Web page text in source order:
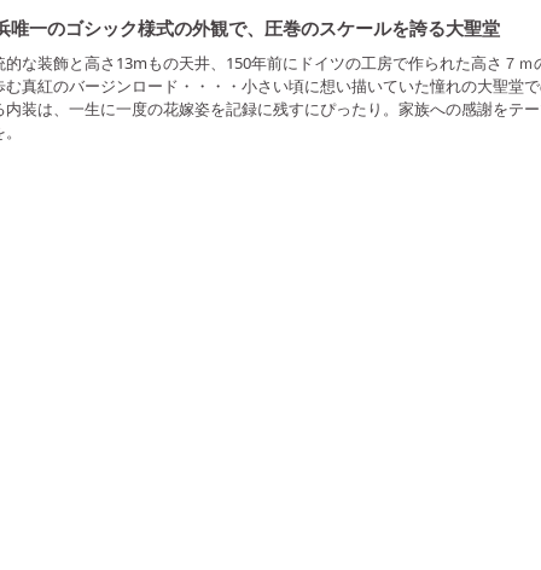
唯一のゴシック様式の外観で、圧巻のスケールを誇る大聖堂
的な装飾と高さ13mもの天井、150年前にドイツの工房で作られた高さ７
む真紅のバージンロード・・・・小さい頃に想い描いていた憧れの大聖堂
内装は、一生に一度の花嫁姿を記録に残すにぴったり。家族への感謝をテ